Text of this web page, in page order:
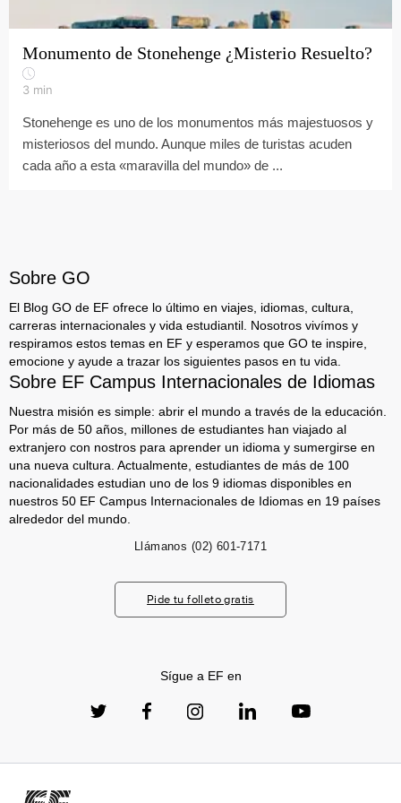
Monumento de Stonehenge ¿Misterio Resuelto?
3 min
Stonehenge es uno de los monumentos más majestuosos y
misteriosos del mundo. Aunque miles de turistas acuden
cada año a esta «maravilla del mundo» de ...
Sobre GO
El Blog GO de EF ofrece lo último en viajes, idiomas, cultura,
carreras internacionales y vida estudiantil. Nosotros vivímos y
respiramos estos temas en EF y esperamos que GO te inspire,
emocione y ayude a trazar los siguientes pasos en tu vida.
Sobre EF Campus Internacionales de Idiomas
Nuestra misión es simple: abrir el mundo a través de la educación.
Por más de 50 años, millones de estudiantes han viajado al
extranjero con nostros para aprender un idioma y sumergirse en
una nueva cultura. Actualmente, estudiantes de más de 100
nacionalidades estudian uno de los 9 idiomas disponibles en
nuestros 50 EF Campus Internacionales de Idiomas en 19 países
alrededor del mundo.
Llámanos (02) 601-7171
Pide tu folleto gratis
Sígue a EF en